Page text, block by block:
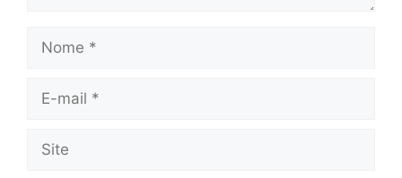
Nome
Site